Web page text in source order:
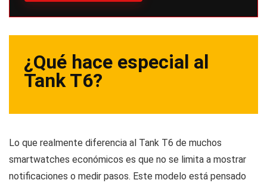
¿Qué hace especial al
Tank T6?
Lo que realmente diferencia al Tank T6 de muchos
smartwatches económicos es que no se limita a mostrar
notificaciones o medir pasos. Este modelo está pensado